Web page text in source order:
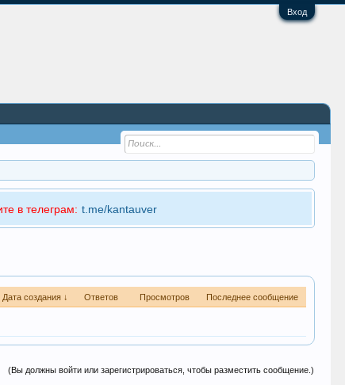
Вход
в телеграм: t.me/kantauver
Дата создания ↓ Ответов Просмотров Последнее сообщение
(Вы должны войти или зарегистрироваться, чтобы разместить сообщение.)